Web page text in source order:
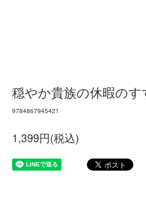
穏やか貴族の休暇のす
9784867945421
1,399円(税込)